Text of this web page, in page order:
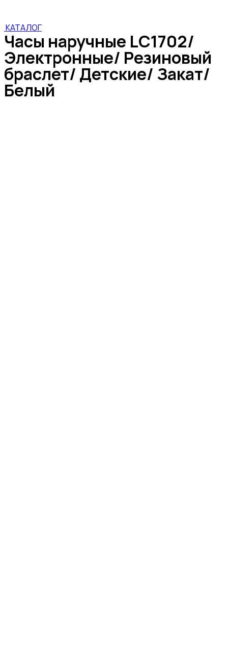
КАТАЛОГ
Часы наручные LC1702/
Электронные/ Резиновый
браслет/ Детские/ Закат/
Белый